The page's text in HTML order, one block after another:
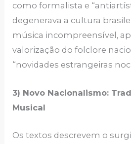
como formalista e
degenerava a cultura
música incompreensível,
valorização do folclore
“novidades estrangeiras
3) Novo Nacionalismo:
Musical
Os textos descrevem o